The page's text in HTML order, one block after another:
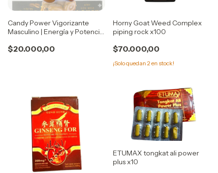
Candy Power Vigorizante
Masculino | Energía y Potencia
$20.000,00
Horny Goat Weed Complex
piping rock x100
$70.000,00
¡Solo quedan 2 en stock!
ETUMAX tongkat ali power
plus x10